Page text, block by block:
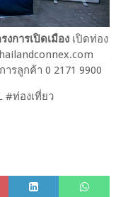
การเปิดเมือง เปิดท่อง
รลูกค้า 0 2171 9900
#ท่องเที่ยว